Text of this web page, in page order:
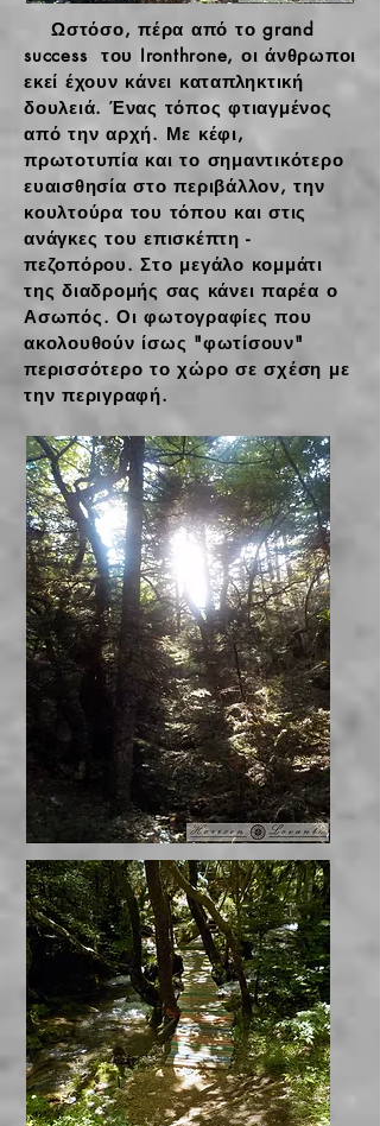
Ωστόσο, πέρα από το grand
success του Ironthrone, οι άνθρωποι
εκεί έχουν κάνει καταπληκτική
δουλειά. Ένας τόπος φτιαγμένος
από την αρχή. Με κέφι,
πρωτοτυπία και το σημαντικότερο
ευαισθησία στο περιβάλλον, την
κουλτούρα του τόπου και στις
ανάγκες του επισκέπτη -
πεζοπόρου. Στο μεγάλο κομμάτι
της διαδρομής σας κάνει παρέα ο
Ασωπός. Οι φωτογραφίες που
ακολουθούν ίσως "φωτίσουν"
περισσότερο το χώρο σε σχέση με
την περιγραφή.